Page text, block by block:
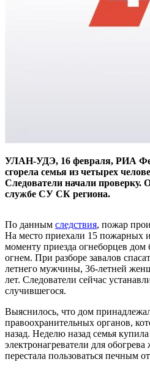
УЛАН-УДЭ, 16 февраля, РИА
сгорела семья из четырех
Следователи начали проверку.
службе СУ СК региона.
По данным следствия, пожар
На место приехали 15 пожарных
моменту приезда огнеборцев
огнем. При разборе завалов
летнего мужчины, 36-летней
лет. Следователи сейчас
случившегося.
Выяснилось, что дом
правоохранительных органов,
назад. Неделю назад семья
электронагреватели для
перестала пользоваться печным